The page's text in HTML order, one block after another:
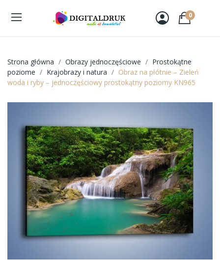
0
Strona główna Obrazy jednoczęściowe
Prostokątne
poziome
Krajobrazy i natura
Obraz na płótnie – Zieleń
woda i ryby – jednoczęściowy prostokątny poziomy KN965